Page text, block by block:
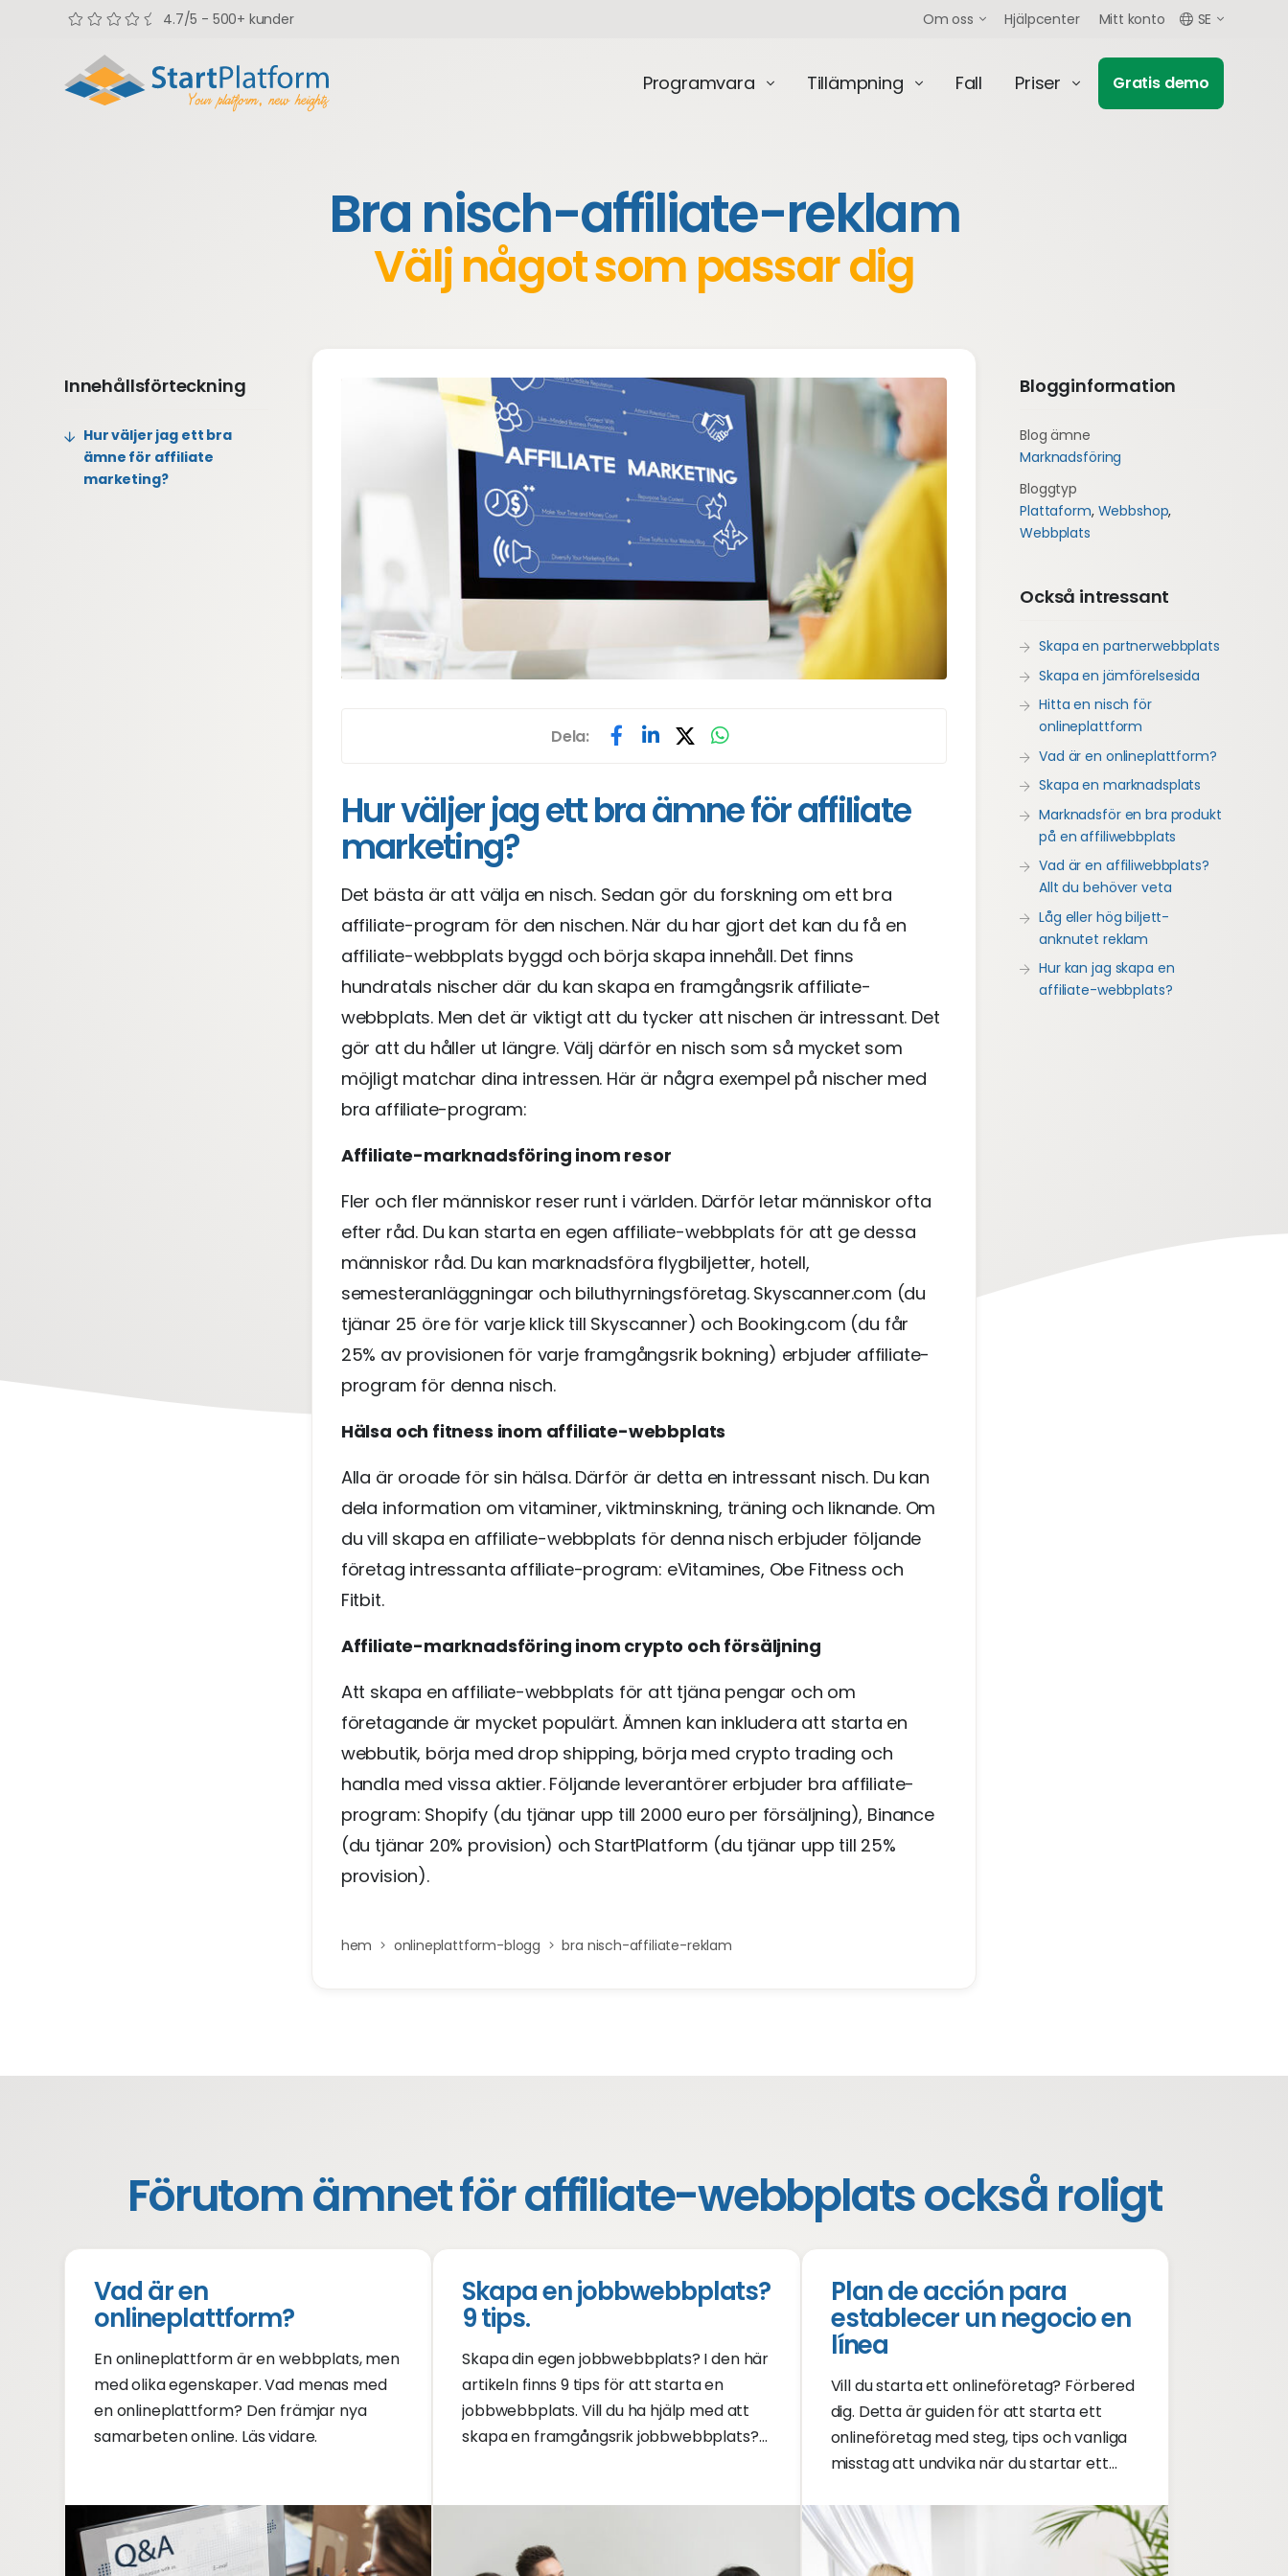
Bra nisch-affiliate-reklam
Välj något som passar dig
Innehållsförteckning
Hur väljer jag ett bra
ämne för affiliate
marketing?
Dela:
Hur väljer jag ett bra ämne för affiliate
marketing?
Det bästa är att välja en nisch. Sedan gör du forskning om ett bra
affiliate-program för den nischen. När du har gjort det kan du få en
affiliate-webbplats byggd och börja skapa innehåll. Det finns
hundratals nischer där du kan skapa en framgångsrik affiliate-
webbplats. Men det är viktigt att du tycker att nischen är intressant. Det
gör att du håller ut längre. Välj därför en nisch som så mycket som
möjligt matchar dina intressen. Här är några exempel på nischer med
bra affiliate-program:
Affiliate-marknadsföring inom resor
Fler och fler människor reser runt i världen. Därför letar människor ofta
efter råd. Du kan starta en egen affiliate-webbplats för att ge dessa
människor råd. Du kan marknadsföra flygbiljetter, hotell,
semesteranläggningar och biluthyrningsföretag. Skyscanner.com (du
tjänar 25 öre för varje klick till Skyscanner) och Booking.com (du får
25% av provisionen för varje framgångsrik bokning) erbjuder affiliate-
program för denna nisch.
Hälsa och fitness inom affiliate-webbplats
Alla är oroade för sin hälsa. Därför är detta en intressant nisch. Du kan
dela information om vitaminer, viktminskning, träning och liknande. Om
du vill skapa en affiliate-webbplats för denna nisch erbjuder följande
företag intressanta affiliate-program: eVitamines, Obe Fitness och
Fitbit.
Affiliate-marknadsföring inom crypto och försäljning
Att skapa en affiliate-webbplats för att tjäna pengar och om
företagande är mycket populärt. Ämnen kan inkludera att starta en
webbutik, börja med drop shipping, börja med crypto trading och
handla med vissa aktier. Följande leverantörer erbjuder bra affiliate-
program: Shopify (du tjänar upp till 2000 euro per försäljning), Binance
(du tjänar 20% provision) och StartPlatform (du tjänar upp till 25%
provision).
hem onlineplattform-blogg bra nisch-affiliate-reklam
Blogginformation
Blog ämne
Marknadsföring
Bloggtyp
Plattaform, Webbshop,
Webbplats
Också intressant
Skapa en partnerwebbplats
Skapa en jämförelsesida
Hitta en nisch för
onlineplattform
Vad är en onlineplattform?
Skapa en marknadsplats
Marknadsför en bra produkt
på en affiliwebbplats
Vad är en affiliwebbplats?
Allt du behöver veta
Låg eller hög biljett-
anknutet reklam
Hur kan jag skapa en
affiliate-webbplats?
Förutom ämnet för affiliate-webbplats också roligt
Vad är en
onlineplattform?
En onlineplattform är en webbplats, men
med olika egenskaper. Vad menas med
en onlineplattform? Den främjar nya
samarbeten online. Läs vidare.
Skapa en jobbwebbplats?
9 tips.
Skapa din egen jobbwebbplats? I den här
artikeln finns 9 tips för att starta en
jobbwebbplats. Vill du ha hjälp med att
skapa en framgångsrik jobbwebbplats?
Plan de acción para
establecer un negocio en
línea
Vill du starta ett onlineföretag? Förbered
dig. Detta är guiden för att starta ett
onlineföretag med steg, tips och vanliga
misstag att undvika när du startar ett
4.7/5 - 500+ kunder Om oss Hjälpcenter Mitt konto SE
Programvara Tillämpning Fall Priser Gratis demo